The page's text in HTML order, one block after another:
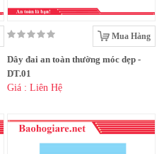
Mua Hàng
Dây đai an toàn thường móc dẹp -
DT.01
Giá : Liên Hệ